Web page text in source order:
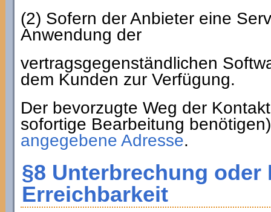
(2) Sofern der Anbieter eine
Anwendung der
vertragsgegenständlichen
dem Kunden zur Verfügung.
Der bevorzugte Weg der
sofortige Bearbeitung
angegebene Adresse.
§8 Unterbrechung
Erreichbarkeit